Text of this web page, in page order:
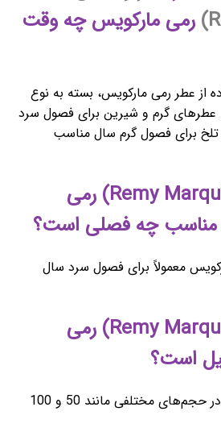
رمی مارکویس چه وقت
از عطر رمی مارکویس، بسته به نوع
گرم و شیرین برای فصول سرد
برای فصول گرم سال مناسب
عطر و ادکلن (Remy Marquis) رمی
مناسب چه فصلی است؟
معمولاً برای فصول سرد سال
عطر و ادکلن (Remy Marquis) رمی
است؟
عطرهای رمی مارکویس در حجم‌های مختلفی مانند 50 و 100